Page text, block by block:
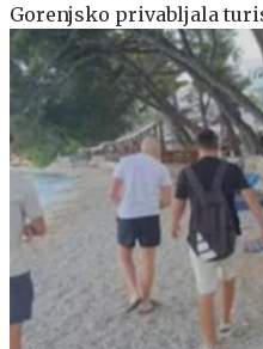
Gorenjsko privabljala